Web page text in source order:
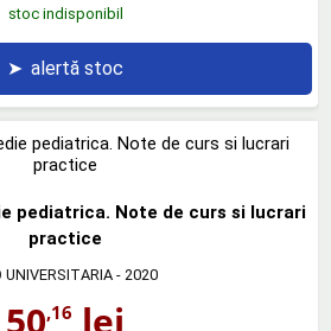
stoc indisponibil
➤ alertă stoc
pediatrica. Note de curs si lucrari
practice
UNIVERSITARIA- 2020
50,16 lei